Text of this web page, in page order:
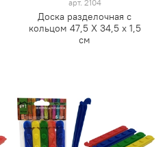
арт. 2104
Доска разделочная с
кольцом 47,5 Х 34,5 х 1,5
см